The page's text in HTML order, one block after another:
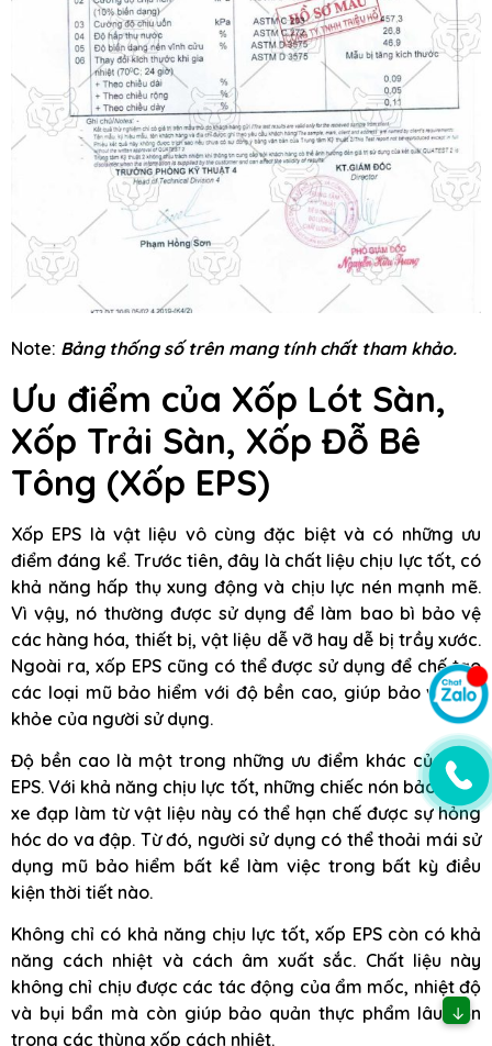
Note: Bảng thống số trên mang tính chất tham khảo.
Ưu điểm của Xốp Lót Sàn,
Xốp Trải Sàn, Xốp Đỗ Bê
Tông (Xốp EPS)
Xốp EPS là vật liệu vô cùng đặc biệt và có những ưu
điểm đáng kể. Trước tiên, đây là chất liệu chịu lực tốt, có
khả năng hấp thụ xung động và chịu lực nén mạnh mẽ.
Vì vậy, nó thường được sử dụng để làm bao bì bảo vệ
các hàng hóa, thiết bị, vật liệu dễ vỡ hay dễ bị trầy xước.
Ngoài ra, xốp EPS cũng có thể được sử dụng để chế tạo
các loại mũ bảo hiểm với độ bền cao, giúp bảo vệ sức
khỏe của người sử dụng.
Độ bền cao là một trong những ưu điểm khác của xốp
EPS. Với khả năng chịu lực tốt, những chiếc nón bảo hiểm
xe đạp làm từ vật liệu này có thể hạn chế được sự hỏng
hóc do va đập. Từ đó, người sử dụng có thể thoải mái sử
dụng mũ bảo hiểm bất kể làm việc trong bất kỳ điều
kiện thời tiết nào.
Không chỉ có khả năng chịu lực tốt, xốp EPS còn có khả
năng cách nhiệt và cách âm xuất sắc. Chất liệu này
không chỉ chịu được các tác động của ẩm mốc, nhiệt độ
và bụi bẩn mà còn giúp bảo quản thực phẩm lâu hơn
trong các thùng xốp cách nhiệt.
↓